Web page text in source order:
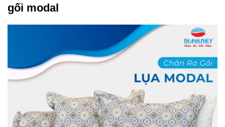
gối modal